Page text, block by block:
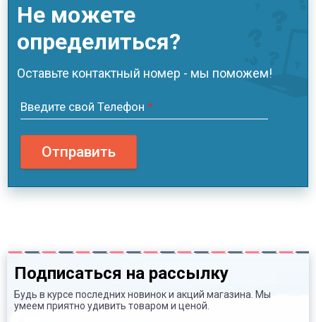
Не можете
определиться?
Оставьте контактный номер - мы поможем!
Введите свой Телефон *
Отправить
Подписаться на рассылку
Будь в курсе последних новинок и акций магазина. Мы
умеем приятно удивить товаром и ценой.